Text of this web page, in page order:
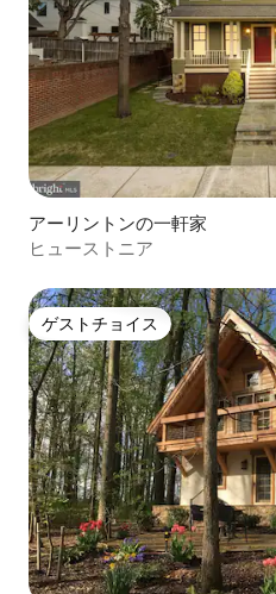
アーリントンの一軒家
ヒューストニア
ゲストチョイス
ゲストチョイス